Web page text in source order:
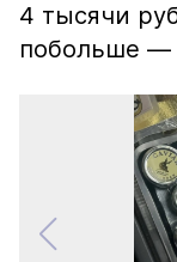
4 тысячи
побольше —